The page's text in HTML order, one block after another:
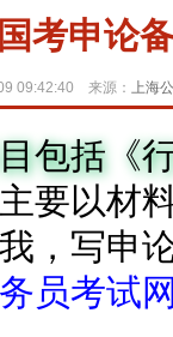
考申论
09:42:40 来源： 上海
包括《
要以材
，写申
务员考试